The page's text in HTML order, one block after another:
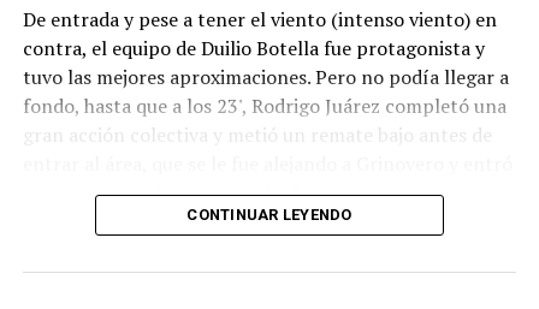
La sanción cambió el desarrollo de la final: cuando
Ciarrocchi ingresó a cumplirla, Ponce de León heredó la
punta, con Vivian segundo y Morillo tercero. En los
minutos finales, Vivian recuperó terreno y arribó a la
última vuelta prácticamente pegado al vehículo del
En una definición ajustada, Ponce de León aguantó la
presión en los metros finales y cruzó primero la bandera
a cuadros, adjudicándose la sexta final del año.
De entrada y pese a tener el viento (intenso viento) en
contra, el equipo de Duilio Botella fue protagonista y
tuvo las mejores aproximaciones. Pero no podía llegar a
fondo, hasta que a los 23', Rodrigo Juárez completó una
gran acción colectiva y metió un remate bajo antes de
contra la base del caño izquierdo.
no se acercaba al área de Pedro Fernández y, parecía,
que si el local acertaba en alguna contra podía lastimar.
CONTINUAR LEYENDO